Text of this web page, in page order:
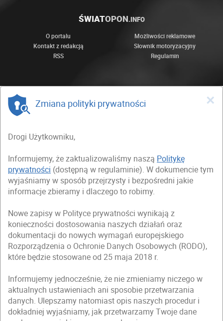
ŚWIATOPON.INFO
O portalu
Możliwości reklamowe
Kontakt z redakcją
Słownik motoryzacyjny
RSS
Regulamin
×
Zmiana polityki prywatności
Drogi Użytkowniku,
Informujemy, że zaktualizowaliśmy naszą Politykę
prywatności (dostępną w regulaminie). W dokumencie tym
wyjaśniamy w sposób przejrzysty i bezpośredni jakie
informacje zbieramy i dlaczego to robimy.
Nowe zapisy w Polityce prywatności wynikają z
konieczności dostosowania naszych działań oraz
dokumentacji do nowych wymagań europejskiego
Rozporządzenia o Ochronie Danych Osobowych (RODO),
które będzie stosowane od 25 maja 2018 r.
Informujemy jednocześnie, że nie zmieniamy niczego w
aktualnych ustawieniach ani sposobie przetwarzania
danych. Ulepszamy natomiast opis naszych procedur i
dokładniej wyjaśniamy, jak przetwarzamy Twoje dane